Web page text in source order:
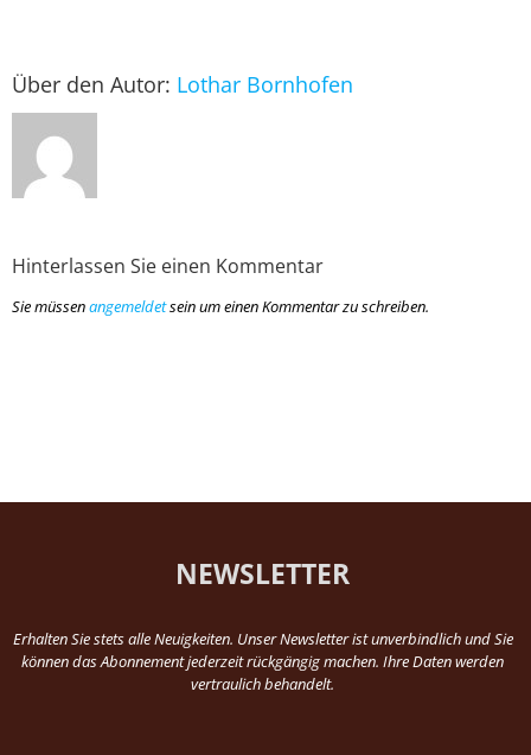
Über den Autor: Lothar Bornhofen
Hinterlassen Sie einen Kommentar
Sie müssenangemeldetsein um einen Kommentar zu schreiben.
NEWSLETTER
Erhalten Sie stets alle Neuigkeiten. Unser Newsletter ist unverbindlich und Sie
können das Abonnement jederzeit rückgängig machen. Ihre Daten werden
vertraulich behandelt.